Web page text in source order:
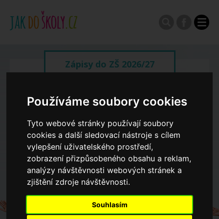
Používáme soubory cookies
Tyto webové stránky používají soubory
cookies a další sledovací nástroje s cílem
vylepšení uživatelského prostředí,
zobrazení přizpůsobeného obsahu a reklam,
analýzy návštěvnosti webových stránek a
zjištění zdroje návštěvnosti.
Souhlasím
Zápisy do ZŠ 2026/27
Výroční zprávy
Spádové oblasti ZŠ
Koncepce školství